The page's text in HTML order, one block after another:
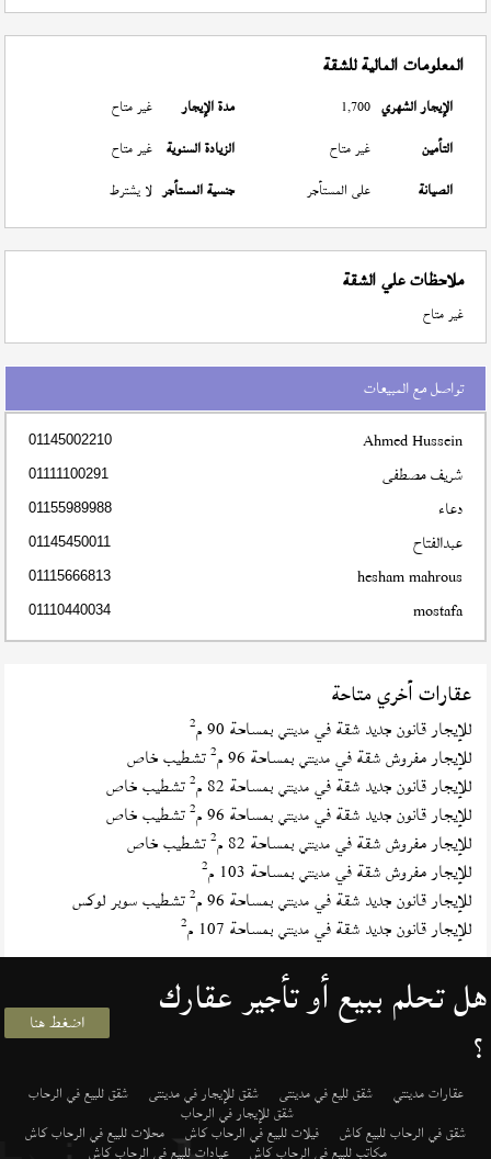
المعلومات المالية للشقة
الإيجار الشهري 1,700 مدة الإيجار
غير متاح
التأمين
غير متاح الزيادة السنوية غير متاح
الصيانة
على المستأجر جنسية المستأجر لا يشترط
ملاحظات علي الشقة
غير متاح
تواصل مع المبيعات
Ahmed Hussein
01145002210
شريف مصطفى 01111100291
دعاء 01155989988
عبدالفتاح 01145450011
hesham mahrous
01115666813
mostafa
01110440034
عقارات أخري متاحة
للإيجار قانون جديد شقة فيمدينتي بمساحة 90 م 2
للإيجار مفروش شقة فيمدينتي بمساحة 96 م 2تشطيب خاص
للإيجار قانون جديد شقة فيمدينتي بمساحة 82 م 2تشطيب خاص
للإيجار قانون جديد شقة فيمدينتي بمساحة 96 م 2تشطيب خاص
للإيجار مفروش شقة فيمدينتي بمساحة 82 م 2تشطيب خاص
للإيجار مفروش شقة فيمدينتي بمساحة 103 م 2
للإيجار قانون جديد شقة فيمدينتي بمساحة 96 م 2تشطيب سوبر لوكس
للإيجار قانون جديد شقة فيمدينتي بمساحة 107 م 2
هل تحلم ببيع أو تأجير عقارك
؟ اضغط هنا
عقارات مدينتي شقق لليع في مدينتى شقق للإيجار في مدينتى شقق للبيع في الرحاب
شقق للإيجار في الرحاب
شقق في الرحاب للبيع كاش فيلات للبيع في الرحاب كاش محلات للبيع في الرحاب كاش
مكاتب للبيع في الرحاب كاش عيادات للبيع في الرحاب كاش